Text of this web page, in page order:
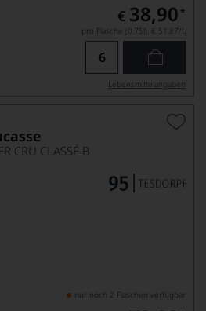
€ 38,90 *
pro Flasche (0.75l), € 51,87/L
Lebensmittel­angaben
CRU CLASSÉ B
nur noch 2 Flaschen verfügbar